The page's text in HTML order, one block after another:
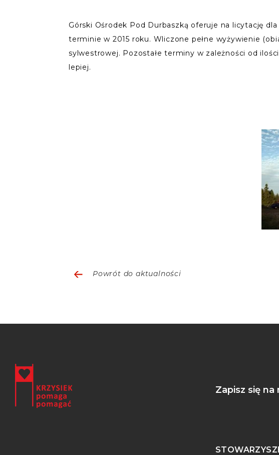
Górski Ośrodek Pod Durbaszką oferuje na licytację
terminie w 2015 roku. Wliczone pełne wyżywienie
sylwestrowej. Pozostałe terminy w zależności od
lepiej.
Powrót do aktualności
Zapisz się